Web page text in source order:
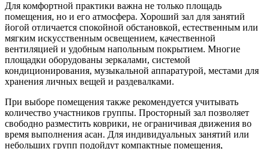
Для комфортной практики важна не только площадь
помещения, но и его атмосфера. Хороший зал для занятий
йогой отличается спокойной обстановкой, естественным или
мягким искусственным освещением, качественной
вентиляцией и удобным напольным покрытием. Многие
площадки оборудованы зеркалами, системой
кондиционирования, музыкальной аппаратурой, местами для
хранения личных вещей и раздевалками.
При выборе помещения также рекомендуется учитывать
количество участников группы. Просторный зал позволяет
свободно разместить коврики, не ограничивая движения во
время выполнения асан. Для индивидуальных занятий или
небольших групп подойдут компактные помещения,